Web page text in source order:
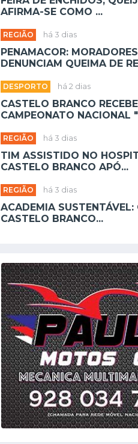
AFIRMA-SE COMO ...
REGIÃO há 3 dias
PENAMACOR: MORADORES
DENUNCIAM QUEIMA DE
DESPORTO há 2 dias
CASTELO BRANCO RECEBE
CAMPEONATO NACIONAL
REGIÃO há 3 dias
TIM ASSISTIDO NO
CASTELO BRANCO APÓ...
REGIÃO há 3 dias
ACADEMIA SUSTENTÁVEL:
CASTELO BRANCO...